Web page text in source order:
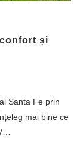
și
Santa Fe prin
mai bine ce